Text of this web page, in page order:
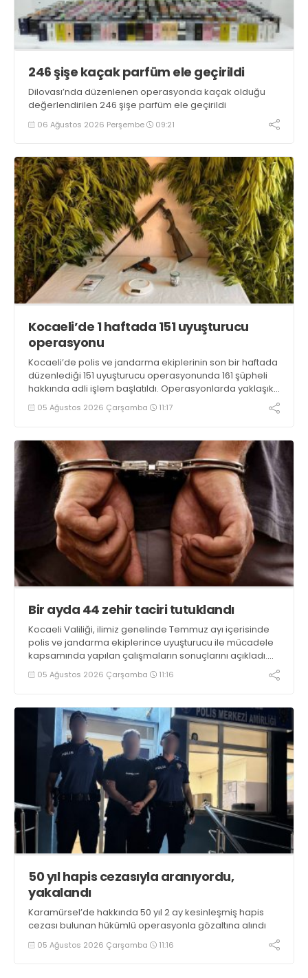
246 şişe kaçak parfüm ele geçirildi
Dilovası’nda düzenlenen operasyonda kaçak olduğu
değerlendirilen 246 şişe parfüm ele geçirildi
06 Ağustos 2026 Perşembe 09:21
Kocaeli’de 1 haftada 151 uyuşturucu
operasyonu
Kocaeli’de polis ve jandarma ekiplerinin son bir haftada
düzenlediği 151 uyuşturucu operasyonunda 161 şüpheli
hakkında adli işlem başlatıldı. Operasyonlarda yaklaşık
2 kilogram uyuşturucu madde ile 121 kök kenevir bitkisi
ele geçirilirken, 9 şüpheli tutuklandı
05 Ağustos 2026 Çarşamba 11:17
Bir ayda 44 zehir taciri tutuklandı
Kocaeli Valiliği, ilimiz genelinde Temmuz ayı içerisinde
polis ve jandarma ekiplerince uyuşturucu ile mücadele
kapsamında yapılan çalışmaların sonuçlarını açıkladı.
Çalışmalar sonucunda uyuşturucu ve uyarıcı madde
kullanan, ticaretini ve sevkiyatını yapan 44 şahıs
05 Ağustos 2026 Çarşamba 11:16
50 yıl hapis cezasıyla aranıyordu,
yakalandı
Karamürsel’de hakkında 50 yıl 2 ay kesinleşmiş hapis
cezası bulunan hükümlü operasyonla gözaltına alındı
05 Ağustos 2026 Çarşamba 11:16